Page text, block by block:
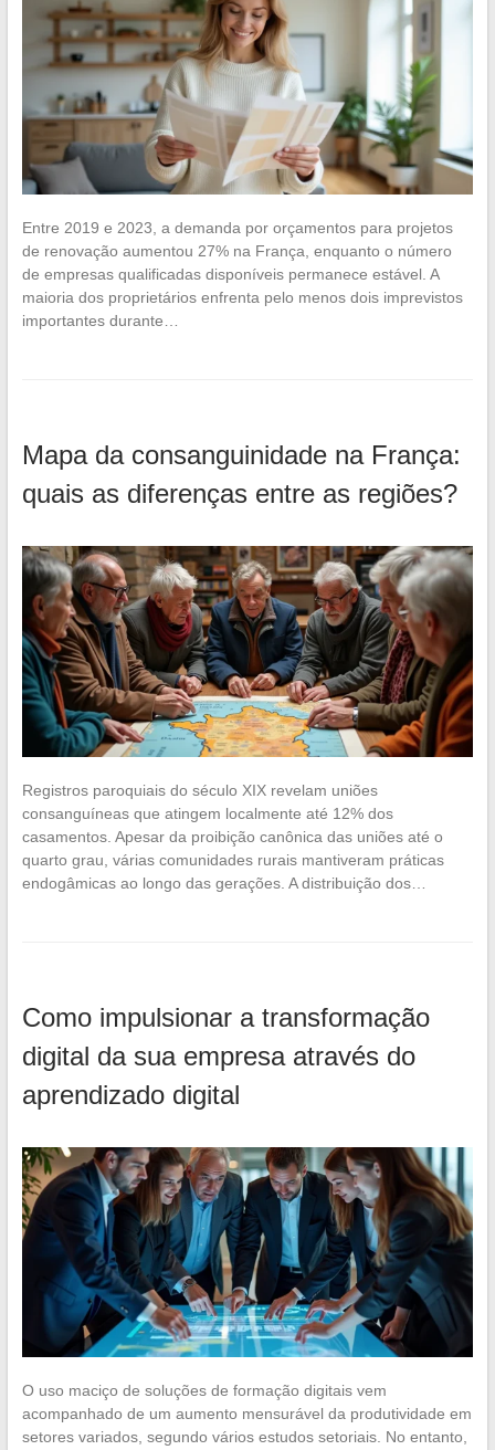
Entre 2019 e 2023, a demanda por orçamentos para projetos
de renovação aumentou 27% na França, enquanto o número
de empresas qualificadas disponíveis permanece estável. A
maioria dos proprietários enfrenta pelo menos dois imprevistos
importantes durante…
Mapa da consanguinidade na França:
quais as diferenças entre as regiões?
Registros paroquiais do século XIX revelam uniões
consanguíneas que atingem localmente até 12% dos
casamentos. Apesar da proibição canônica das uniões até o
quarto grau, várias comunidades rurais mantiveram práticas
endogâmicas ao longo das gerações. A distribuição dos…
Como impulsionar a transformação
digital da sua empresa através do
aprendizado digital
O uso maciço de soluções de formação digitais vem
acompanhado de um aumento mensurável da produtividade em
setores variados, segundo vários estudos setoriais. No entanto,